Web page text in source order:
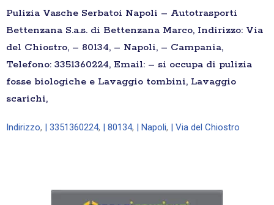
Pulizia Vasche Serbatoi Napoli – Autotrasporti
Bettenzana S.a.s. di Bettenzana Marco, Indirizzo: Via
del Chiostro, – 80134, – Napoli, – Campania,
Telefono: 3351360224, Email: – si occupa di pulizia
fosse biologiche e Lavaggio tombini, Lavaggio
scarichi,
Indirizzo, | 3351360224, | 80134, | Napoli, | Via del Chiostro